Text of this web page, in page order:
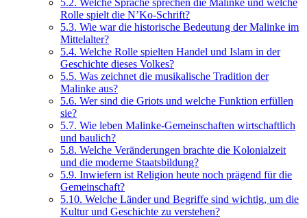
Rolle spielt die N’Ko-Schrift?
5.3. Wie war die historische Bedeutung der Malinke im
Mittelalter?
5.4. Welche Rolle spielten Handel und Islam in der
Geschichte dieses Volkes?
5.5. Was zeichnet die musikalische Tradition der
Malinke aus?
5.6. Wer sind die Griots und welche Funktion erfüllen
sie?
5.7. Wie leben Malinke-Gemeinschaften wirtschaftlich
und baulich?
5.8. Welche Veränderungen brachte die Kolonialzeit
und die moderne Staatsbildung?
5.9. Inwiefern ist Religion heute noch prägend für die
Gemeinschaft?
5.10. Welche Länder und Begriffe sind wichtig, um die
Kultur und Geschichte zu verstehen?